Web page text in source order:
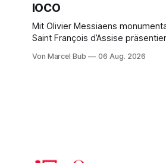
IOCO
Mit Olivier Messiaens
Saint François d’Assise
außergewöhnlichen Opernabend.
Von Marcel Bub 06 Aug. 2026